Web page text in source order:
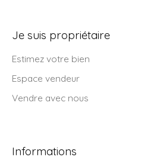
Je suis propriétaire
Estimez votre bien
Espace vendeur
Vendre avec nous
Informations